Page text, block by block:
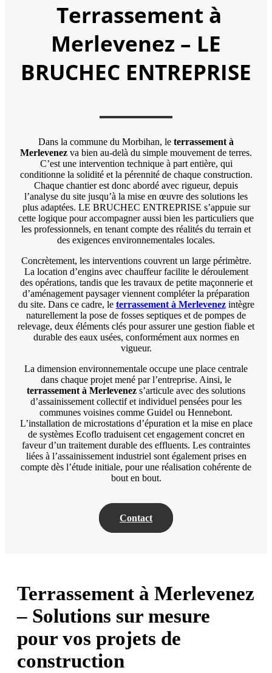
Terrassement à
Merlevenez – LE
BRUCHEC ENTREPRISE
Dans la commune du Morbihan, le terrassement à
Merlevenez va bien au-delà du simple mouvement de terres.
C’est une intervention technique à part entière, qui
conditionne la solidité et la pérennité de chaque construction.
Chaque chantier est donc abordé avec rigueur, depuis
l’analyse du site jusqu’à la mise en œuvre des solutions les
plus adaptées. LE BRUCHEC ENTREPRISE s’appuie sur
cette logique pour accompagner aussi bien les particuliers que
les professionnels, en tenant compte des réalités du terrain et
des exigences environnementales locales.
Concrètement, les interventions couvrent un large périmètre.
La location d’engins avec chauffeur facilite le déroulement
des opérations, tandis que les travaux de petite maçonnerie et
d’aménagement paysager viennent compléter la préparation
du site. Dans ce cadre, le terrassement à Merlevenezintègre
naturellement la pose de fosses septiques et de pompes de
relevage, deux éléments clés pour assurer une gestion fiable et
durable des eaux usées, conformément aux normes en
vigueur.
La dimension environnementale occupe une place centrale
dans chaque projet mené par l’entreprise. Ainsi, le
terrassement à Merlevenez s’articule avec des solutions
d’assainissement collectif et individuel pensées pour les
communes voisines comme Guidel ou Hennebont.
L’installation de microstations d’épuration et la mise en place
de systèmes Ecoflo traduisent cet engagement concret en
faveur d’un traitement durable des effluents. Les contraintes
liées à l’assainissement industriel sont également prises en
compte dès l’étude initiale, pour une réalisation cohérente de
bout en bout.
Contact
Terrassement à Merlevenez
– Solutions sur mesure
pour vos projets de
construction